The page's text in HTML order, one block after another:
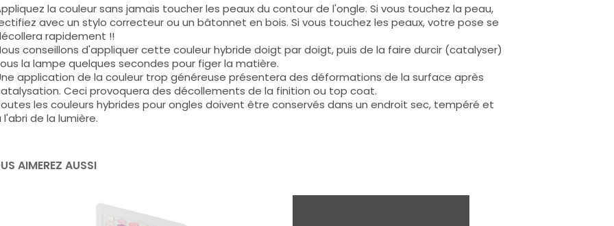
la couleur sans jamais toucher les peaux du contour de l'ongle. Si vous touchez la peau,
avec un stylo correcteur ou un bâtonnet en bois. Si vous touchez les peaux, votre pose se
rapidement !!
conseillons d'appliquer cette couleur hybride doigt par doigt, puis de la faire durcir (catalyser)
la lampe quelques secondes pour figer la matière.
application de la couleur trop généreuse présentera des déformations de la surface après
Ceci provoquera des décollements de la finition ou top coat.
les couleurs hybrides pour ongles doivent être conservés dans un endroit sec, tempéré et
l'abri de la lumière.
AIMEREZ AUSSI